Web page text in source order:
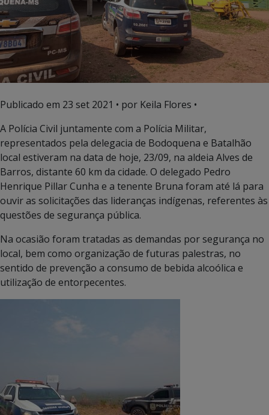
Publicado em 23 set 2021 • por Keila Flores •
A Polícia Civil juntamente com a Polícia Militar,
representados pela delegacia de Bodoquena e Batalhão
local estiveram na data de hoje, 23/09, na aldeia Alves de
Barros, distante 60 km da cidade. O delegado Pedro
Henrique Pillar Cunha e a tenente Bruna foram até lá para
ouvir as solicitações das lideranças indígenas, referentes às
questões de segurança pública.
Na ocasião foram tratadas as demandas por segurança no
local, bem como organização de futuras palestras, no
sentido de prevenção a consumo de bebida alcoólica e
utilização de entorpecentes.